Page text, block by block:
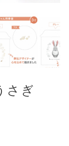
さぎ